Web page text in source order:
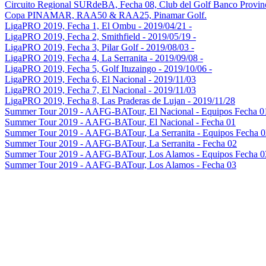
Circuito Regional SURdeBA, Fecha 08, Club del Golf Banco
Copa PINAMAR, RAA50 & RAA25, Pinamar Golf.
LigaPRO 2019, Fecha 1, El Ombu - 2019/04/21 -
LigaPRO 2019, Fecha 2, Smithfield - 2019/05/19 -
LigaPRO 2019, Fecha 3, Pilar Golf - 2019/08/03 -
LigaPRO 2019, Fecha 4, La Serranita - 2019/09/08 -
LigaPRO 2019, Fecha 5, Golf Ituzaingo - 2019/10/06 -
LigaPRO 2019, Fecha 6, El Nacional - 2019/11/03
LigaPRO 2019, Fecha 7, El Nacional - 2019/11/03
LigaPRO 2019, Fecha 8, Las Praderas de Lujan - 2019/11/28
Summer Tour 2019 - AAFG-BATour, El Nacional - Equipos Fecha
Summer Tour 2019 - AAFG-BATour, El Nacional - Fecha 01
Summer Tour 2019 - AAFG-BATour, La Serranita - Equipos Fecha
Summer Tour 2019 - AAFG-BATour, La Serranita - Fecha 02
Summer Tour 2019 - AAFG-BATour, Los Alamos - Equipos Fecha
Summer Tour 2019 - AAFG-BATour, Los Alamos - Fecha 03